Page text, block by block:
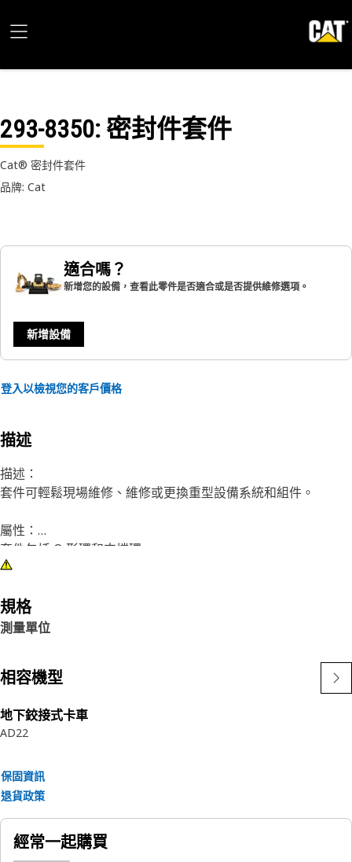
293-8350: 密封件套件
Cat® 密封件套件
品牌: Cat
適合嗎？
新增您的設備，查看此零件是否適合或是否提供維修選項。
新增設備
登入以檢視您的客戶價格
描述
描述：
套件可輕鬆現場維修、維修或更換重型設備系統和組件。
屬性：
套件包括 O 形環和支撐環
泵控制閥組。如需更多資訊，請參閱您的使用者手冊或洽詢您當
地的 Cat 代理商。
規格
測量單位
相容機型
地下鉸接式卡車
AD22
保固資訊
退貨政策
經常一起購買